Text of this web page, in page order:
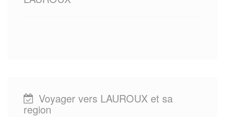
Voyager vers LAUROUX et sa
region